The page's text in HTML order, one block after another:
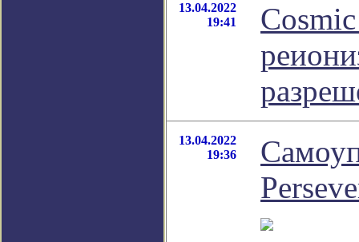
13.04.2022
19:41
13.04.2022
19:36